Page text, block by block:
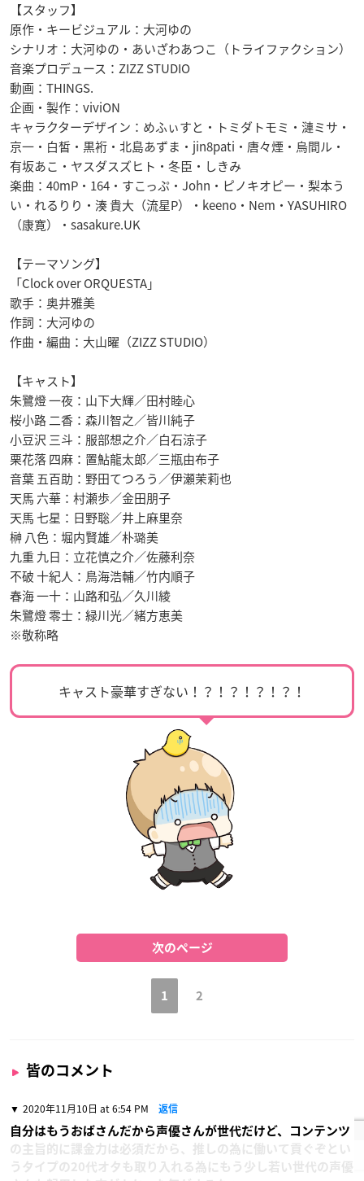
【スタッフ】
原作・キービジュアル：大河ゆの
シナリオ：大河ゆの・あいざわあつこ（トライファクション）
音楽プロデュース：ZIZZ STUDIO
動画：THINGS.
企画・製作：viviON
キャラクターデザイン：めふぃすと・トミダトモミ・漣ミサ・
京一・白皙・黒裄・北島あずま・jin8pati・唐々煙・烏間ル・
有坂あこ・ヤスダスズヒト・冬臣・しきみ
楽曲：40mP・164・すこっぷ・John・ピノキオピー・梨本う
い・れるりり・湊 貴大（流星P）・keeno・Nem・YASUHIRO
（康寛）・sasakure.UK
【テーマソング】
「Clock over ORQUESTA」
歌手：奥井雅美
作詞：大河ゆの
作曲・編曲：大山曜（ZIZZ STUDIO）
【キャスト】
朱鷺燈 一夜：山下大輝／田村睦心
桜小路 二香：森川智之／皆川純子
小豆沢 三斗：服部想之介／白石涼子
栗花落 四麻：置鮎龍太郎／三瓶由布子
音葉 五百助：野田てつろう／伊瀬茉莉也
天馬 六華：村瀬歩／金田朋子
天馬 七星：日野聡／井上麻里奈
榊 八色：堀内賢雄／朴璐美
九重 九日：立花慎之介／佐藤利奈
不破 十紀人：鳥海浩輔／竹内順子
春海 一十：山路和弘／久川綾
朱鷺燈 零士：緑川光／緒方恵美
※敬称略
キャスト豪華すぎない！？！？！？！？！
次のページ
1 2
皆のコメント
2020年11月10日 at 6:54 PM 返信
自分はもうおばさんだから声優さんが世代だけど、コンテンツ
の主旨的に課金力は必須だから、推しの為に働いて貢ぐぞとい
うタイプの20代オタも取り入れる為にもう少し若い世代の声優